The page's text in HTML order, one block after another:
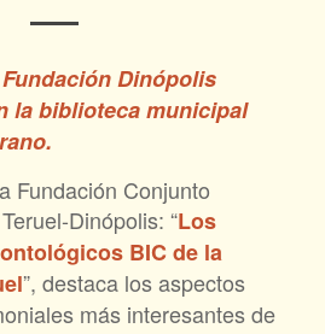
Dinópolis
la biblioteca municipal
Fundación Conjunto
Dinópolis: “Los
BIC de la
”, destaca los aspectos
más interesantes de